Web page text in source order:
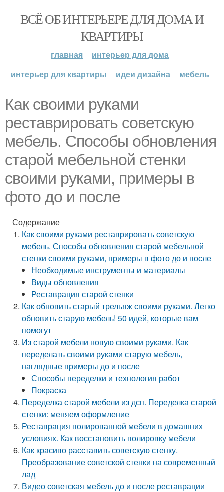
ВСЁ ОБ ИНТЕРЬЕРЕ ДЛЯ ДОМА И
КВАРТИРЫ
главная
интерьер для дома
интерьер для квартиры
идеи дизайна мебель
Как своими руками
реставрировать советскую
мебель. Способы обновления
старой мебельной стенки
своими руками, примеры в
фото до и после
Содержание
Как своими руками реставрировать советскую
мебель. Способы обновления старой мебельной
стенки своими руками, примеры в фото до и после
Необходимые инструменты и материалы
Виды обновления
Реставрация старой стенки
Как обновить старый трельяж своими руками. Легко
обновить старую мебель! 50 идей, которые вам
помогут
Из старой мебели новую своими руками. Как
переделать своими руками старую мебель,
наглядные примеры до и после
Способы переделки и технология работ
Покраска
Переделка старой мебели из дсп. Переделка старой
стенки: меняем оформление
Реставрация полированной мебели в домашних
условиях. Как восстановить полировку мебели
Как красиво расставить советскую стенку.
Преобразование советской стенки на современный
лад
Видео советская мебель до и после реставрации